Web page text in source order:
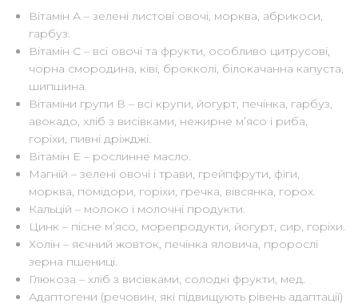
Вітамін А – зелені листові овочі, морква, абрикоси,
гарбуз.
Вітамін С – всі овочі та фрукти, особливо цитрусові,
чорна смородина, ківі, брокколі, білокачанна капуста,
шипшина.
Вітаміни групи В – всі крупи, йогурт, печінка, гарбуз,
авокадо, хліб з висівками, нежирне м’ясо і риба,
горіхи, пивні дріжджі.
Вітамін Е – рослинне масло.
Магній – зелені овочі і трави, грейпфрути, фіги,
морква, помідори, горіхи, гречка, вівсянка, горох.
Кальцій – молоко і молочні продукти.
Цинк – пісне м’ясо, морепродукти, йогурт, сир, горіхи.
Холін – яєчний жовток, печінка яловича, пророслі
зерна пшениці.
Глюкоза – хліб з висівками, солодкі фрукти, мед.
Адаптогени (речовин, які підвищують рівень адаптації)